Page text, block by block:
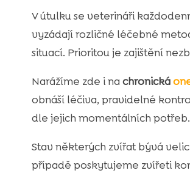
V útulku se veterináři
vyzádají rozličné léčebné
situací. Prioritou je zajištění
Narážíme zde i na chronická
obnáší léčiva, pravidelné
dle jejich momentálních potřeb.
Stav některých zvířat bývá
případě poskytujeme zvířeti